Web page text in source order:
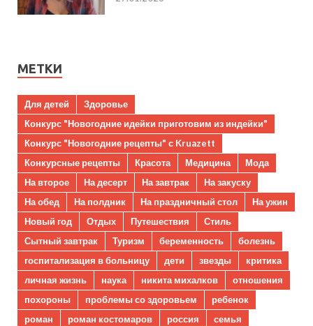
МЕТКИ
Для детей
Здоровье
Конкурс "Новогодние идейки приготовим из индейки"
Конкурс "Новогодние рецепты" с Kruazett
Конкурсные рецепты
Красота Медицина
Мода
На второе
На десерт На завтрак
На закуску
На обед
На полдник На праздничный стол
На ужин
Новый год
Отдых Путешествия
Стиль
Сытный завтрак
Туризм беременность
болезнь
госпитализация в больницу
дети звезды
критика
личная жизнь
наука никита михалков
отношения
похороны
проблемы со здоровьем
ребенок
роман
роман костомаров россия
семья